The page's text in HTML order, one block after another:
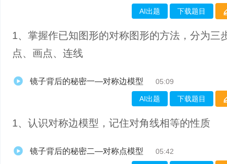
AI出题 下载题目
1、掌握作已知图形的对称图形的方法，分为三
点、画点、连线
镜子背后的秘密一—对称边模型 05:09
AI出题 下载题目
1、认识对称边模型，记住对角线相等的性质
镜子背后的秘密二—对称点模型 05:42